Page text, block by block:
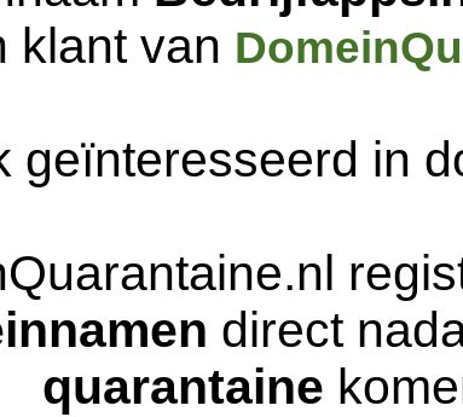
klant van
geïnteresseerd in
direct
quarantaine